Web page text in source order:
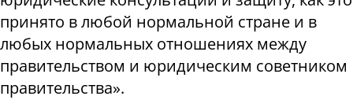
принято в любой нормальной стране и в
любых нормальных отношениях между
правительством и юридическим советником
правительства».